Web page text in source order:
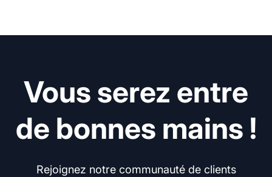
Vous serez entre
de bonnes mains !
Rejoignez notre communauté de clients